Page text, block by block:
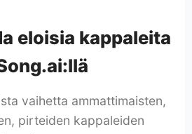
eloisia kappaleita
vaihetta ammattimaisten,
pirteiden kappaleiden